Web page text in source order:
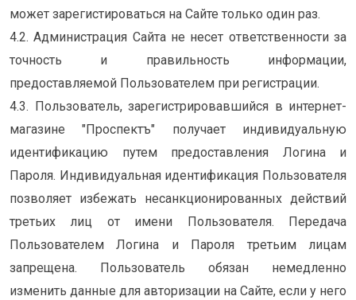
может зарегистироваться на Сайте только один раз.
4.2. Администрация Сайта не несет ответственности за
точность и правильность информации,
предоставляемой Пользователем при регистрации.
4.3. Пользователь, зарегистрировавшийся в интернет-
магазине "Проспектъ" получает индивидуальную
идентификацию путем предоставления Логина и
Пароля. Индивидуальная идентификация Пользователя
позволяет избежать несанкционированных действий
третьих лиц от имени Пользователя. Передача
Пользователем Логина и Пароля третьим лицам
запрещена. Пользователь обязан немедленно
изменить данные для авторизации на Сайте, если у него